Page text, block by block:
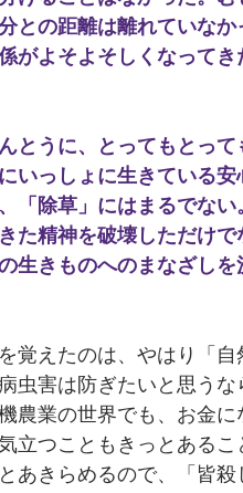
との距離は離れていなか
がよそよそしくなってき
とうに、とってもとって
いっしょに生きている安
「除草」にはまるでない
た精神を破壊しただけで
生きものへのまなざしを
覚えたのは、やはり「自
虫害は防ぎたいと思うな
農業の世界でも、お金に
立つこともきっとあるこ
あきらめるので、「皆殺